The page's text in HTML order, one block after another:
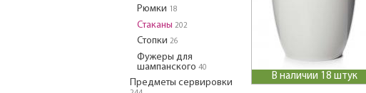
Рюмки 18
Стаканы 202
Стопки 26
Фужеры для
шампанского 40
Предметы сервировки
В наличии 18 штук